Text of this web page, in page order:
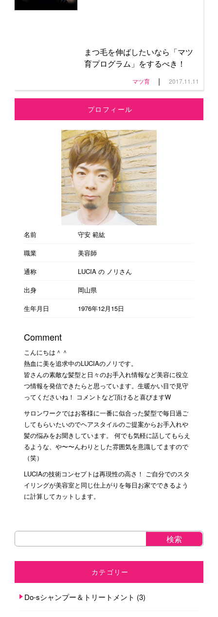
まつ毛を伸ばしたいなら「マツ
育プログラム」をするべき！
マツ育 | 2017.11.11
プロフィール
名前
守安 範紘
職業
美容師
通称
LUCIA の ノリさん
出身
岡山県
生年月日
1976年12月15日
Comment
こんにちは＾＾
熱血に美を追求中のLUCIAのノリです。
皆さんの素敵な髪型と日々のお手入れ情報など美容に役立
つ情報を発信できたらと思っています。生暖かい目で見守
ってくださいね！ コメントなど頂けると喜びますW
サロンワークではお客様に一番に似合った髪型で毎日過ご
してもらいたいのでヘアスタイルのご提案からお手入れや
髪の悩みをお聞きしています。 何でも気軽に話してもらえ
るような、や〜〜んわりとした雰囲気を意識してますので
（笑）
LUCIAの技術コンセプトは再現性の高さ！ ご自分でのスタ
イリングが美容室と同じ仕上がりを毎日お家でできるよう
に計算してカットします。
カテゴリー
Do-sシャンプー＆トリートメント (3)